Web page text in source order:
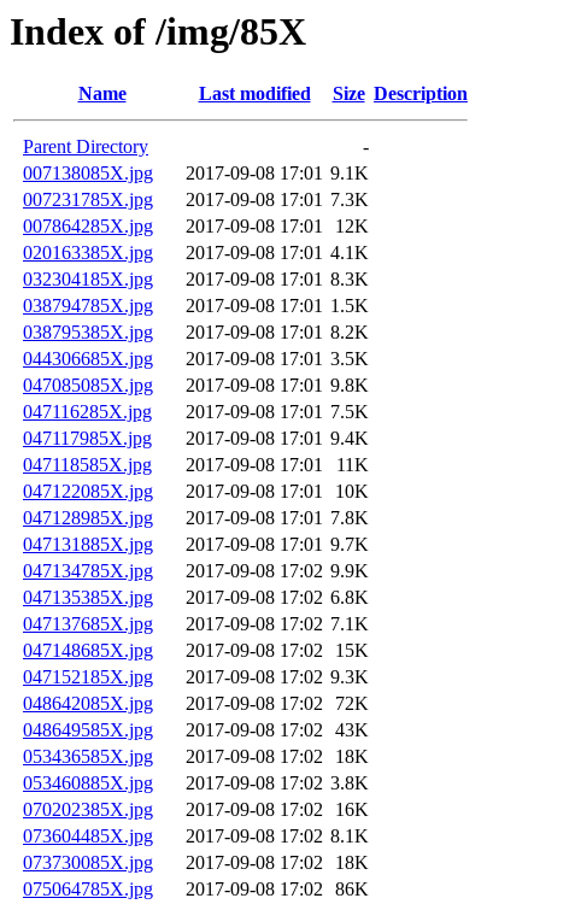
Index of /img/85X
Name Last modified Size Description
Parent Directory
-
007138085X.jpg
2017-09-08 17:01 9.1K
007231785X.jpg
2017-09-08 17:01 7.3K
007864285X.jpg
2017-09-08 17:01
12K
020163385X.jpg
2017-09-08 17:01 4.1K
032304185X.jpg
2017-09-08 17:01 8.3K
038794785X.jpg
2017-09-08 17:01 1.5K
038795385X.jpg
2017-09-08 17:01 8.2K
044306685X.jpg
2017-09-08 17:01 3.5K
047085085X.jpg
2017-09-08 17:01 9.8K
047116285X.jpg
2017-09-08 17:01 7.5K
047117985X.jpg
2017-09-08 17:01 9.4K
047118585X.jpg
2017-09-08 17:01
11K
047122085X.jpg
2017-09-08 17:01
10K
047128985X.jpg
2017-09-08 17:01 7.8K
047131885X.jpg
2017-09-08 17:01 9.7K
047134785X.jpg
2017-09-08 17:02 9.9K
047135385X.jpg
2017-09-08 17:02 6.8K
047137685X.jpg
2017-09-08 17:02 7.1K
047148685X.jpg
2017-09-08 17:02
15K
047152185X.jpg
2017-09-08 17:02 9.3K
048642085X.jpg
2017-09-08 17:02
72K
048649585X.jpg
2017-09-08 17:02 43K
053436585X.jpg
2017-09-08 17:02
18K
053460885X.jpg
2017-09-08 17:02 3.8K
070202385X.jpg
2017-09-08 17:02
16K
073604485X.jpg
2017-09-08 17:02 8.1K
073730085X.jpg
2017-09-08 17:02
18K
075064785X.jpg
2017-09-08 17:02 86K